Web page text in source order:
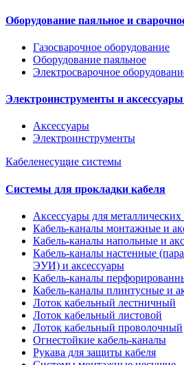
Оборудование паяльное и
Газосварочное оборудование
Оборудование паяльное
Электросварочное
Электроинструменты и
Аксессуары
Электроинструменты
Кабеленесущие системы
Системы для прокладки кабеля
Аксессуары для
Кабель-каналы монтажные и
Кабель-каналы напольные и
Кабель-каналы настенные
ЭУИ) и аксессуары
Кабель-каналы
Кабель-каналы плинтусные и
Лоток кабельный лестничный
Лоток кабельный листовой
Лоток кабельный проволочный
Огнестойкие кабель-каналы
Рукава для защиты кабеля